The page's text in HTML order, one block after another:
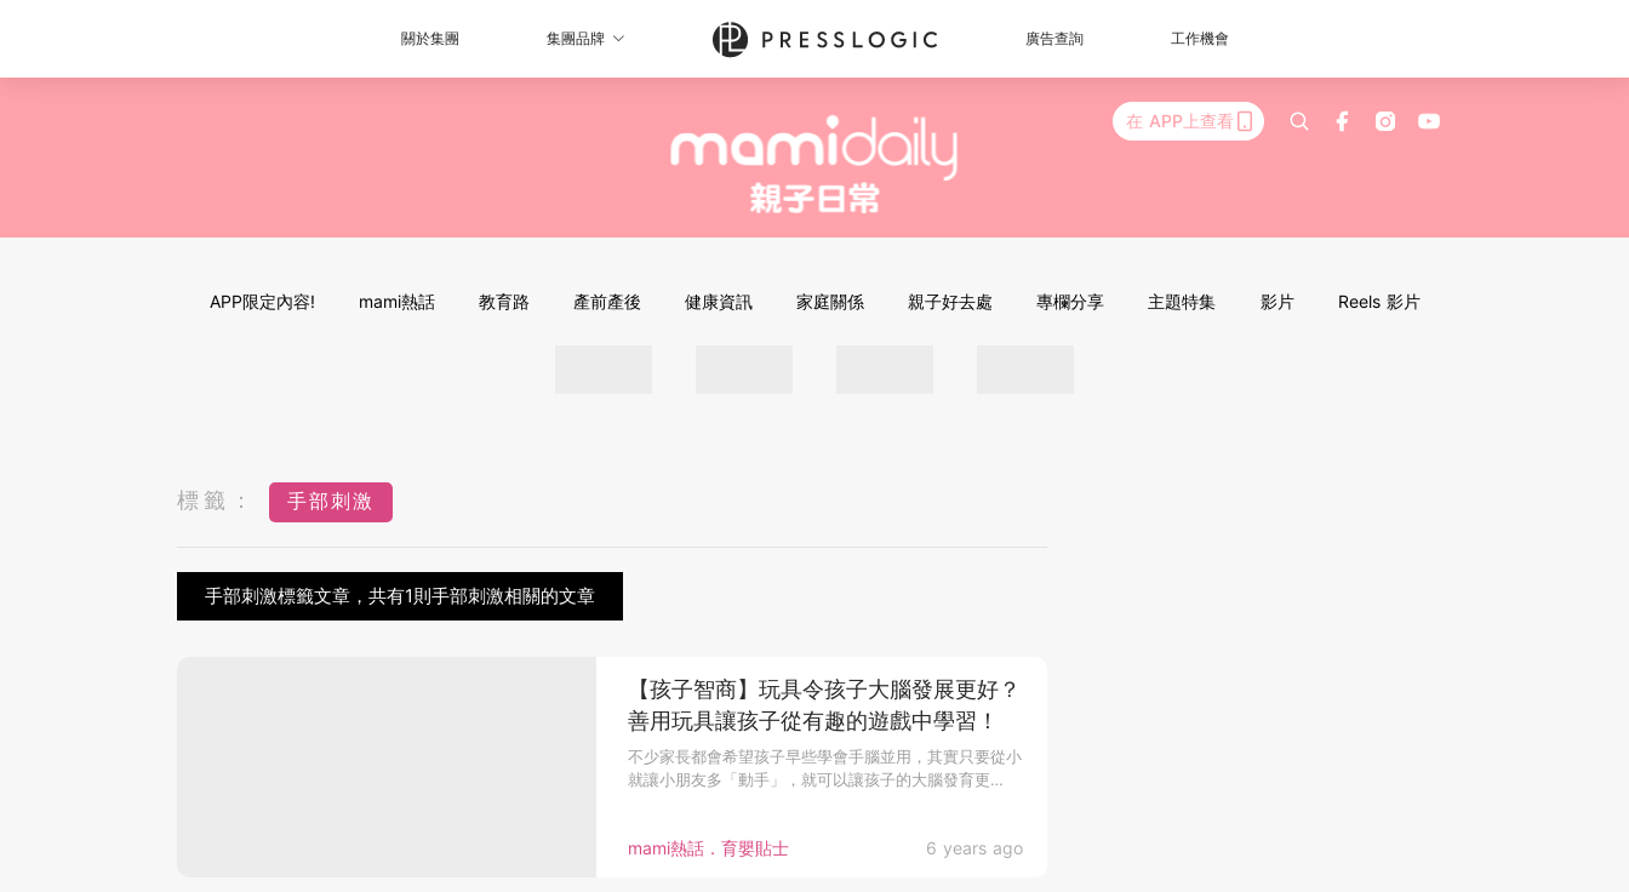
關於集團 集團品牌 廣告查詢 工作機會
在 APP上查看
APP限定內容! mami熱話 教育路 產前產後 健康資訊 家庭關係 親子好去處 專欄分享 主題特集 影片 Reels 影片
標籤： 手部刺激
手部刺激標籤文章，共有1則手部刺激相關的文章
mami熱話．育嬰貼士 6 years ago
【孩子智商】玩具令孩子大腦發展更好？
善用玩具讓孩子從有趣的遊戲中學習！
不少家長都會希望孩子早些學會手腦並用，其實只要從小
就讓小朋友多「動手」，就可以讓孩子的大腦發育更